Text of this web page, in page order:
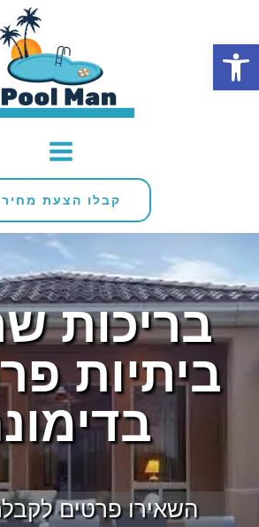
פתח סרגל נגישות
קבלו הצעת מחיר
בריכות
ביתיות
השאירו פרטים